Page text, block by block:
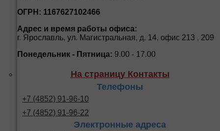
ОГРН: 1167627102466
Адрес и время работы офиса:
г. Ярославль, ул. Магистральная, д. 14, офис 213 , 209
Понедельник - Пятница: 9.00 - 17.00
На страницу Контакты
Телефоны
+7 (4852) 91-96-10
+7 (4852) 91-96-22
Электронные адреса